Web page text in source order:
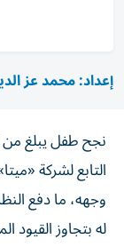
إعداد: محمد عز
التابع لشركة
له بتجاوز القيود